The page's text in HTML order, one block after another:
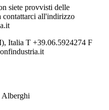
siete provvisti delle
contattarci all'indirizzo
Italia T +39.06.5924274 F
Alberghi